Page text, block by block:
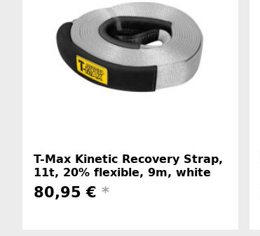
T-Max Kinetic Recovery Strap,
11t, 20% flexible, 9m, white
80,95 € *